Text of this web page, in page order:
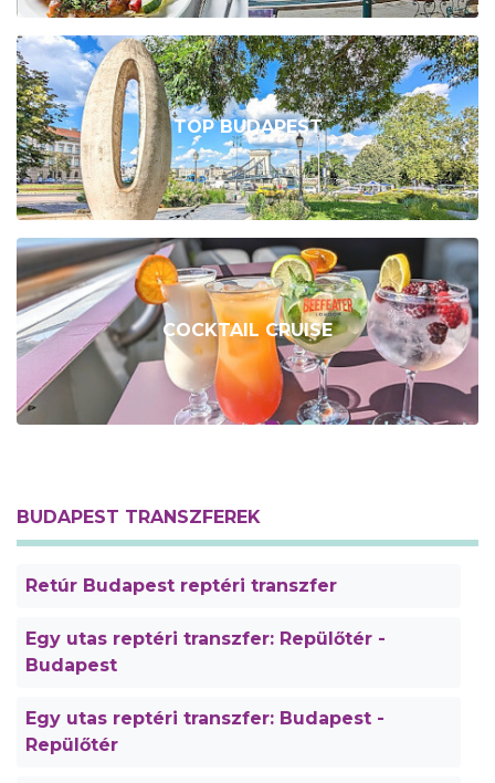
TOP BUDAPEST
COCKTAIL CRUISE
BUDAPEST TRANSZFEREK
Retúr Budapest reptéri transzfer
Egy utas reptéri transzfer: Repülőtér -
Budapest
Egy utas reptéri transzfer: Budapest -
Repülőtér